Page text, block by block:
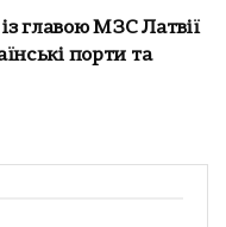
главою МЗС Латвії
порти та